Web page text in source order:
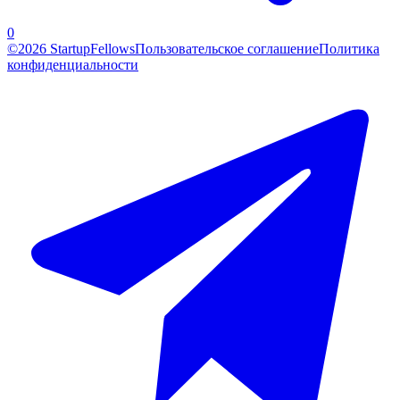
0
©2026 StartupFellowsПользовательское соглашениеПолитика
конфиденциальности